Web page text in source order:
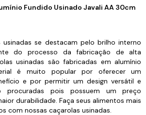
Fundido Usinado Javali AA 30cm
usinadas se destacam pelo brilho interno
do processo da fabricação de alta
usinadas são fabricadas em alumínio
é muito popular por oferecer um
e por permitir um design versátil e
procuradas pois possuem um preço
durabilidade. Faça seus alimentos mais
com nossas caçarolas usinadas.